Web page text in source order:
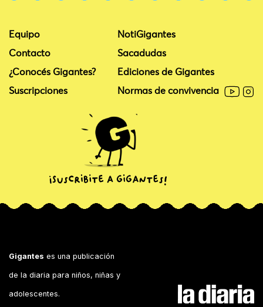
Equipo
Contacto
¿Conocés Gigantes?
Suscripciones
NotiGigantes
Sacadudas
Ediciones de Gigantes
Normas de convivencia
Gigantes es una publicación
de la diaria para niños, niñas y
adolescentes.